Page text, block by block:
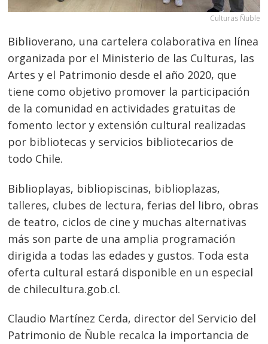
Culturas Ñuble
Biblioverano, una cartelera colaborativa en línea
organizada por el Ministerio de las Culturas, las
Artes y el Patrimonio desde el año 2020, que
tiene como objetivo promover la participación
de la comunidad en actividades gratuitas de
fomento lector y extensión cultural realizadas
por bibliotecas y servicios bibliotecarios de
todo Chile.
Biblioplayas, bibliopiscinas, biblioplazas,
talleres, clubes de lectura, ferias del libro, obras
de teatro, ciclos de cine y muchas alternativas
más son parte de una amplia programación
dirigida a todas las edades y gustos. Toda esta
oferta cultural estará disponible en un especial
de chilecultura.gob.cl.
Claudio Martínez Cerda, director del Servicio del
Patrimonio de Ñuble recalca la importancia de